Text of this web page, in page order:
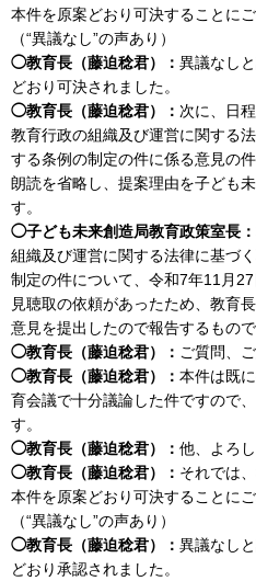
本件を原案どおり可決することに
（“異議なし”の声あり）
◯教育長（藤迫稔君）： 異議なし
どおり可決されました。
◯教育長（藤迫稔君）： 次に、日
教育行政の組織及び運営に関する
する条例の制定の件に係る意見の
朗読を省略し、提案理由を子ども
す。
◯子ども未来創造局教育政策室長：
組織及び運営に関する法律に基づ
制定の件について、令和7年11月
見聴取の依頼があったため、教育
意見を提出したので報告するもので
◯教育長（藤迫稔君）： ご質問、
◯教育長（藤迫稔君）： 本件は既
育会議で十分議論した件ですので
す。
◯教育長（藤迫稔君）： 他、よろ
◯教育長（藤迫稔君）： それでは
本件を原案どおり可決することに
（“異議なし”の声あり）
◯教育長（藤迫稔君）： 異議なし
どおり承認されました。